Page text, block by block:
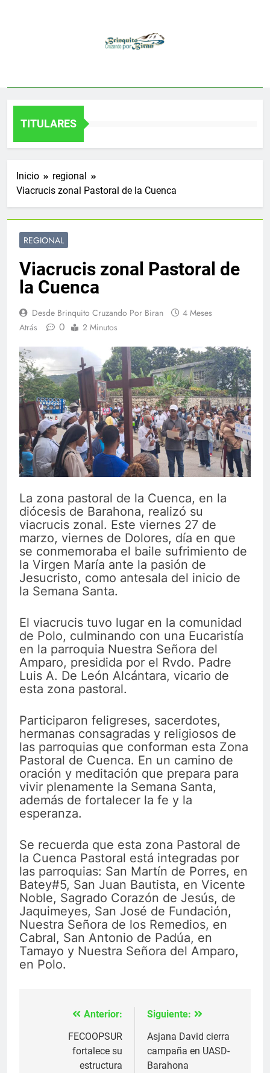
TITULARES
Inicio
regional
Viacrucis zonal Pastoral de la Cuenca
REGIONAL
Viacrucis zonal Pastoral de
la Cuenca
Desde Brinquito Cruzando Por Biran
4 Meses
Atrás
0 2 Minutos
La zona pastoral de la Cuenca, en la
diócesis de Barahona, realizó su
viacrucis zonal. Este viernes 27 de
marzo, viernes de Dolores, día en que
se conmemoraba el baile sufrimiento de
la Virgen María ante la pasión de
Jesucristo, como antesala del inicio de
la Semana Santa.
El viacrucis tuvo lugar en la comunidad
de Polo, culminando con una Eucaristía
en la parroquia Nuestra Señora del
Amparo, presidida por el Rvdo. Padre
Luis A. De León Alcántara, vicario de
esta zona pastoral.
Participaron feligreses, sacerdotes,
hermanas consagradas y religiosos de
las parroquias que conforman esta Zona
Pastoral de Cuenca. En un camino de
oración y meditación que prepara para
vivir plenamente la Semana Santa,
además de fortalecer la fe y la
esperanza.
Se recuerda que esta zona Pastoral de
la Cuenca Pastoral está integradas por
las parroquias: San Martín de Porres, en
Batey#5, San Juan Bautista, en Vicente
Noble, Sagrado Corazón de Jesús, de
Jaquimeyes, San José de Fundación,
Nuestra Señora de los Remedios, en
Cabral, San Antonio de Padúa, en
Tamayo y Nuestra Señora del Amparo,
en Polo.
Navegación
entradas
Anterior:
FECOOPSUR
fortalece su
estructura
Siguiente:
Asjana David cierra
campaña en UASD-
Barahona